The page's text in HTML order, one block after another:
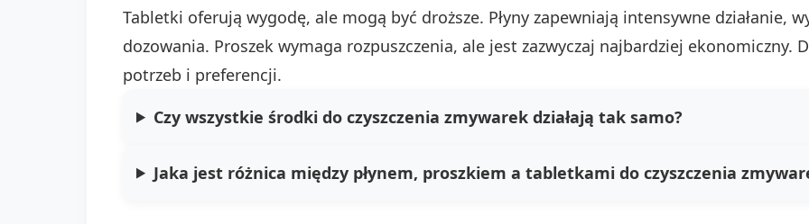
Tabletki oferują wygodę, ale mogą być droższe. Płyny zapewniają intensywne działanie,
dozowania. Proszek wymaga rozpuszczenia, ale jest zazwyczaj najbardziej ekonomiczny.
potrzeb i preferencji.
Czy wszystkie środki do czyszczenia zmywarek działają tak samo?
Jaka jest różnica między płynem, proszkiem a tabletkami do czyszczenia